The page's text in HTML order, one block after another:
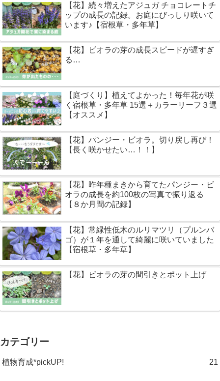
【花】続々増えたアジュガ チョコレートチ
ップの成長の記録。お庭にびっしり咲いて
います♪【宿根草・多年草】
【花】ビオラの芽の成長スピードが遅すぎ
る…
【庭づくり】植えてよかった！毎年花が咲
く宿根草・多年草 15選＋カラーリーフ３選
【オススメ】
【花】パンジー・ビオラ。切り戻し再び！
【長く咲かせたい…！！】
【花】昨年種まきから育てたパンジー・ビ
オラの成長を約100枚の写真で振り返る
【８か月間の記録】
【花】常緑性低木のルリマツリ（プルンバ
ゴ）が１年を通して綺麗に咲いていました
【宿根草・多年草】
【花】ビオラの芽の間引きとポット上げ
カテゴリー
植物育成*pickUP! 21